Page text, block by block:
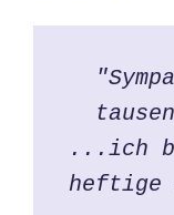
...ich
heftige